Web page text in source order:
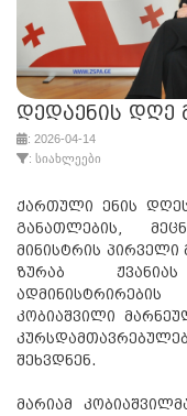
დედაენის დღე
: 2026-04-14
: სიახლეები
ქართული ენის
განათლების,
მინისტრის
ზურაბ
კობიაშვილი
შეხვდნენ.
მარიამ